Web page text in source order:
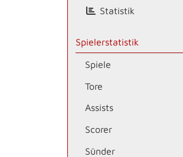
Statistik
Spielerstatistik
Spiele
Tore
Assists
Scorer
Sünder